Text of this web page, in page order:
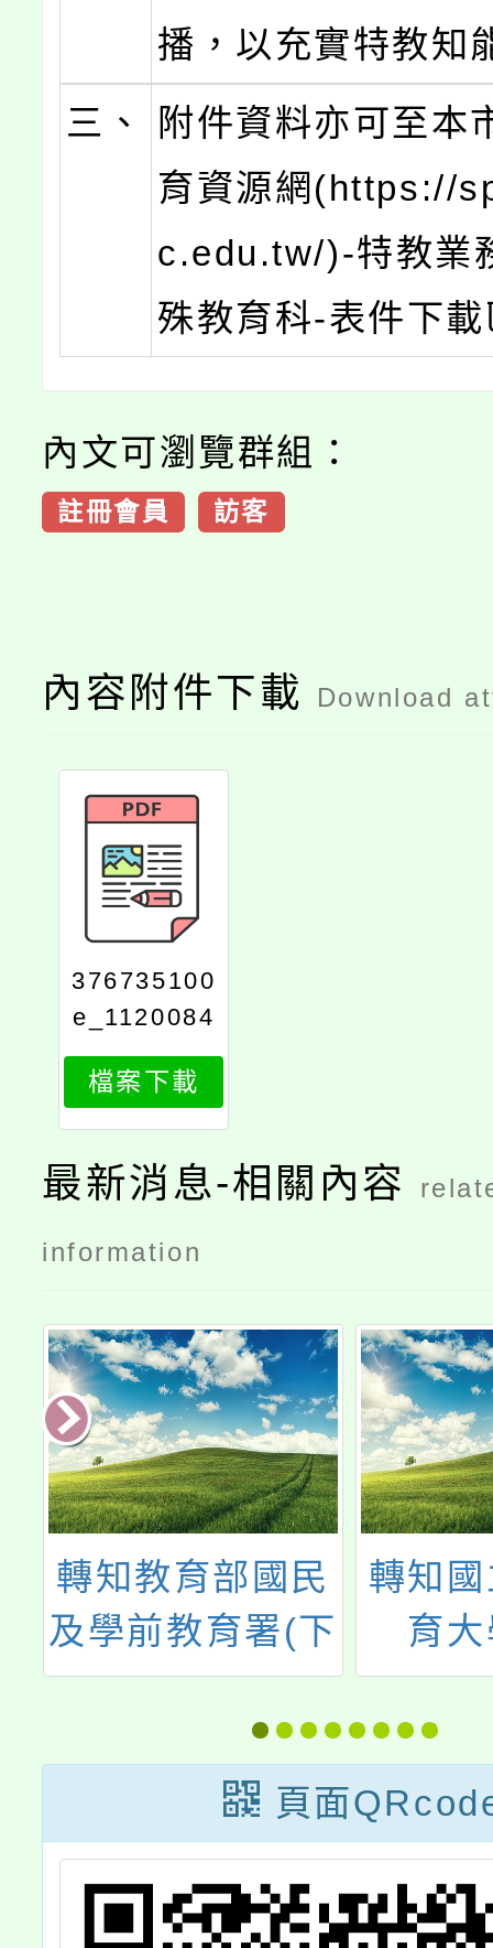
播，以充實特教知
三、
附件資料亦可至本
育資源網(https://
c.edu.tw/)-特教業
殊教育科-表件下
內文可瀏覽群組：
註冊會員 訪客
內容附件下載 Download
376735100
e_1120084
445_attach
1
檔案下載
最新消息-相關內容
information
轉知國立臺中教
育大學辦理
「112年原住民
族學生升學輔導
講座Ⅱ-入學機制
攻略篇」
轉知
永仁
入學
點」1
頁面